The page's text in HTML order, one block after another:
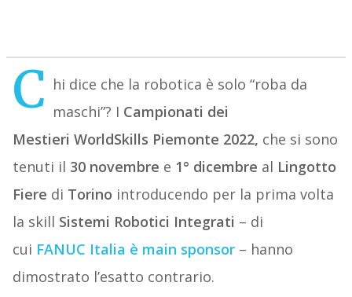
C hi dice che la robotica è solo “roba da
maschi”? I Campionati dei
Mestieri WorldSkills Piemonte 2022, che si sono
tenuti il 30 novembre e 1° dicembre al Lingotto
Fiere di Torino introducendo per la prima volta
la skill Sistemi Robotici Integrati – di
cui FANUC Italia è main sponsor – hanno
dimostrato l’esatto contrario.